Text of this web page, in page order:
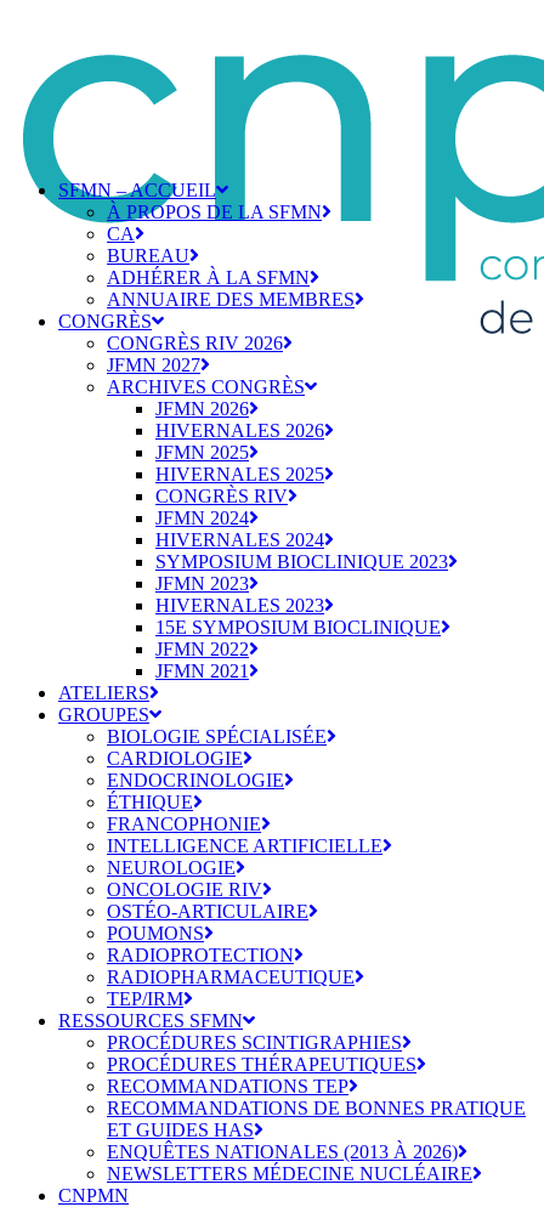
SFMN – ACCUEIL
À PROPOS DE LA SFMN
CA
BUREAU
ADHÉRER À LA SFMN
ANNUAIRE DES MEMBRES
CONGRÈS
CONGRÈS RIV 2026
JFMN 2027
ARCHIVES CONGRÈS
JFMN 2026
HIVERNALES 2026
JFMN 2025
HIVERNALES 2025
CONGRÈS RIV
JFMN 2024
HIVERNALES 2024
SYMPOSIUM BIOCLINIQUE 2023
JFMN 2023
HIVERNALES 2023
15E SYMPOSIUM BIOCLINIQUE
JFMN 2022
JFMN 2021
ATELIERS
GROUPES
BIOLOGIE SPÉCIALISÉE
CARDIOLOGIE
ENDOCRINOLOGIE
ÉTHIQUE
FRANCOPHONIE
INTELLIGENCE ARTIFICIELLE
NEUROLOGIE
ONCOLOGIE RIV
OSTÉO-ARTICULAIRE
POUMONS
RADIOPROTECTION
RADIOPHARMACEUTIQUE
TEP/IRM
RESSOURCES SFMN
PROCÉDURES SCINTIGRAPHIES
PROCÉDURES THÉRAPEUTIQUES
RECOMMANDATIONS TEP
RECOMMANDATIONS DE BONNES PRATIQUE
ET GUIDES HAS
ENQUÊTES NATIONALES (2013 À 2026)
NEWSLETTERS MÉDECINE NUCLÉAIRE
CNPMN